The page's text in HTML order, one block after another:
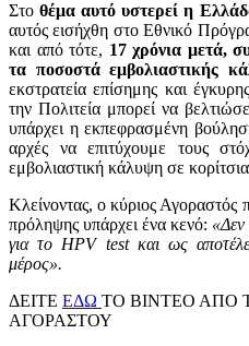
Στοθέμα αυτό υστερεί η
αυτός εισήχθη στο Εθνικό
και από τότε, 17 χρόνια μετά,
τα ποσοστά εμβολιαστικής
εκστρατεία επίσημης και
την Πολιτεία μπορεί να
υπάρχει η εκπεφρασμένη
αρχές να επιτύχουμε τους
εμβολιαστική κάλυψη σε
Κλείνοντας, ο κύριος Αγοραστός
πρόληψης υπάρχει ένα κενό:
για το HPV test και ως
μέρος».
ΔΕΙΤΕ ΕΔΩ ΤΟ ΒΙΝΤΕΟ ΑΠΟ
ΑΓΟΡΑΣΤΟΥ